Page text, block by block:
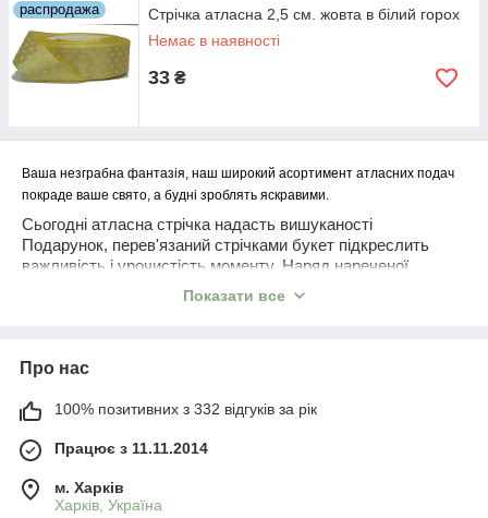
распродажа
Стрічка атласна 2,5 см. жовта в білий горох
Немає в наявності
33 ₴
Ваша незграбна фантазія, наш широкий асортимент атласних подач
покраде ваше свято, а будні зроблять яскравими.
Сьогодні атласна стрічка надасть вишуканості
Подарунок, перев'язаний стрічками букет підкреслить
важливість і урочистість моменту. Наряд нареченої
прикрашений М’язами і мереживом Збудує захоплення,
Показати все
Про нас
100% позитивних з 332 відгуків за рік
Працює з 11.11.2014
м. Харків
Харків, Україна